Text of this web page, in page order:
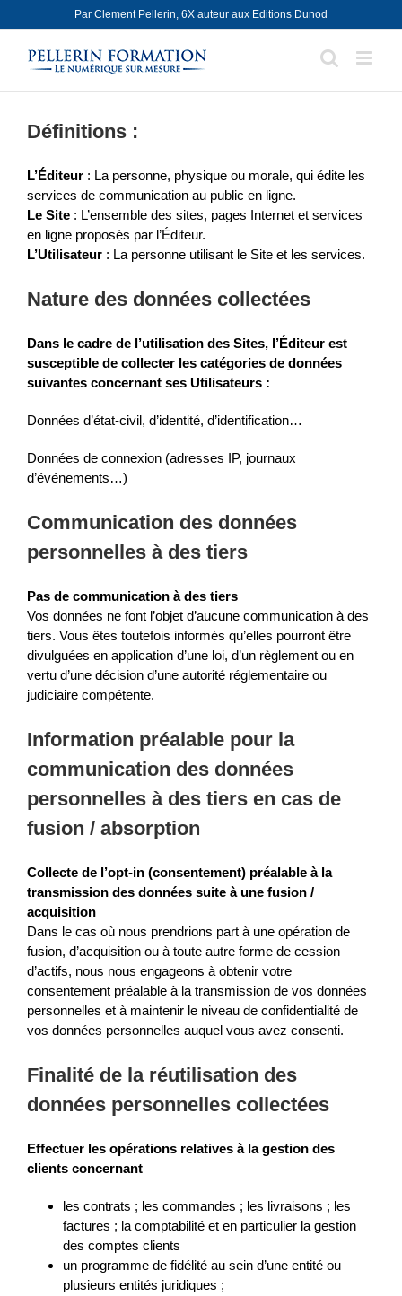
to
content
Par Clement Pellerin, 6X auteur aux Editions Dunod
Définitions :
L’Éditeur : La personne, physique ou morale, qui édite les
services de communication au public en ligne.
Le Site : L’ensemble des sites, pages Internet et services
en ligne proposés par l’Éditeur.
L’Utilisateur : La personne utilisant le Site et les services.
Nature des données collectées
Dans le cadre de l’utilisation des Sites, l’Éditeur est
susceptible de collecter les catégories de données
suivantes concernant ses Utilisateurs :
Données d’état-civil, d’identité, d’identification…
Données de connexion (adresses IP, journaux
d’événements…)
Communication des données
personnelles à des tiers
Pas de communication à des tiers
Vos données ne font l’objet d’aucune communication à des
tiers. Vous êtes toutefois informés qu’elles pourront être
divulguées en application d’une loi, d’un règlement ou en
vertu d’une décision d’une autorité réglementaire ou
judiciaire compétente.
Information préalable pour la
communication des données
personnelles à des tiers en cas de
fusion / absorption
Collecte de l’opt-in (consentement) préalable à la
transmission des données suite à une fusion /
acquisition
Dans le cas où nous prendrions part à une opération de
fusion, d’acquisition ou à toute autre forme de cession
d’actifs, nous nous engageons à obtenir votre
consentement préalable à la transmission de vos données
personnelles et à maintenir le niveau de confidentialité de
vos données personnelles auquel vous avez consenti.
Finalité de la réutilisation des
données personnelles collectées
Effectuer les opérations relatives à la gestion des
clients concernant
les contrats ; les commandes ; les livraisons ; les
factures ; la comptabilité et en particulier la gestion
des comptes clients
un programme de fidélité au sein d’une entité ou
plusieurs entités juridiques ;